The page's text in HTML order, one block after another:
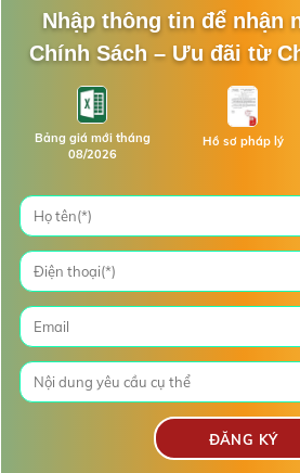
Nhập thông tin để nhận
Chính Sách – Ưu đãi từ
Bảng giá mới tháng
08/2026
Hồ sơ pháp lý